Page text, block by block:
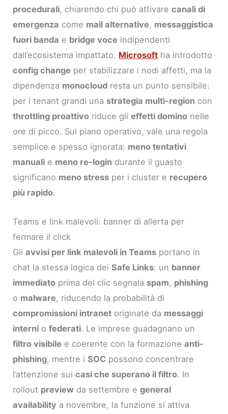
procedurali, chiarendo chi può attivarecanali di
emergenza come mail alternative, messaggistica
fuori banda e bridge voce indipendenti
dall’ecosistema impattato. Microsoft ha introdotto
config change per stabilizzare i nodi affetti, ma la
dipendenza monocloud resta un punto sensibile:
per i tenant grandi una strategia multi-region con
throttling proattivo riduce glieffetti domino nelle
ore di picco. Sul piano operativo, vale una regola
semplice e spesso ignorata: meno tentativi
manuali e meno re-login durante il guasto
significano meno stress per i cluster e recupero
più rapido.
Teams e link malevoli: banner di allerta per
fermare il click
Gliavvisi per link malevoli in Teams portano in
chat la stessa logica deiSafe Links: un banner
immediato prima del clic segnala spam, phishing
o malware, riducendo la probabilità di
compromissioni intranet originate da messaggi
interni ofederati. Le imprese guadagnano un
filtro visibile e coerente con la formazioneanti-
phishing, mentre iSOC possono concentrare
l’attenzione suicasi che superano il filtro. In
rollout preview da settembre egeneral
availability a novembre, la funzione si attiva